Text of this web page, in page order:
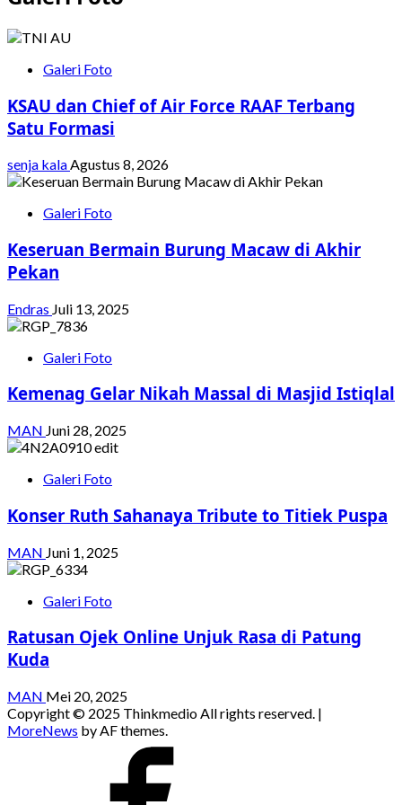
Galeri Foto
KSAU dan Chief of Air Force RAAF Terbang
Satu Formasi
senja kalaAgustus 8, 2026
Galeri Foto
Keseruan Bermain Burung Macaw di Akhir
Pekan
Endras Juli 13, 2025
Galeri Foto
Kemenag Gelar Nikah Massal di Masjid Istiqlal
MAN Juni 28, 2025
Galeri Foto
Konser Ruth Sahanaya Tribute to Titiek Puspa
MAN Juni 1, 2025
Galeri Foto
Ratusan Ojek Online Unjuk Rasa di Patung
Kuda
MAN Mei 20, 2025
Copyright © 2025 Thinkmedio All rights reserved. |
MoreNews by AF themes.